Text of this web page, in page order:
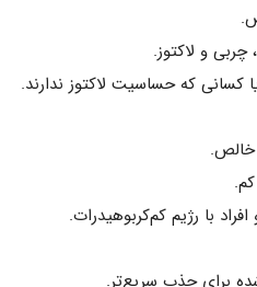
چربی و لاکتوز.
کسانی که حساسیت لاکتوز ندارند.
با رژیم کم‌کربوهیدرات.
برای جذب سریع‌تر.